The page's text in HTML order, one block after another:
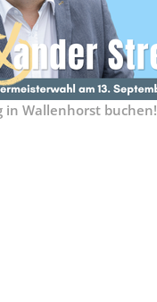
in Wallenhorst buchen!